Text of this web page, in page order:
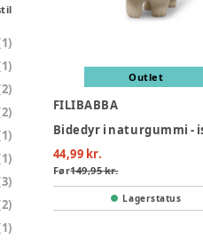
1)
1)
2)
2)
1)
1)
3)
2)
1)
Outlet
FILIBABBA
44,99 kr.
Før149,95 kr.
Lagerstatus